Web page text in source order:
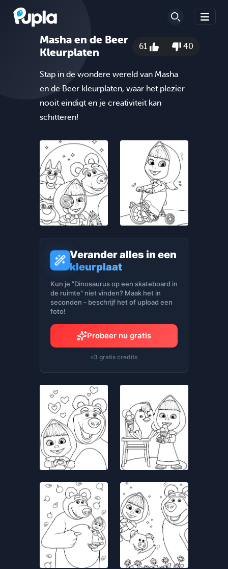
Masha en de Beer
Kleurplaten
61 40
Stap in de wondere wereld van Masha
en de Beer kleurplaten, waar het plezier
nooit eindigt en je creativiteit kan
schitteren!
Verander alles in een
kleurplaat
Kun je "Dinosaurus op een skateboard in
de ruimte" niet vinden? Maak het in
seconden - beschrijf het of upload een
foto!
Probeer nu gratis
3 gratis credits